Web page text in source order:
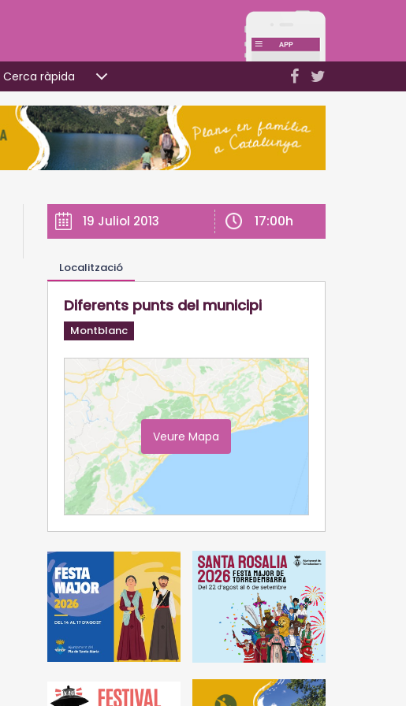
Cerca ràpida
19 Juliol 2013 17:00h
Localització
Diferents punts del municipi
Montblanc
Veure Mapa